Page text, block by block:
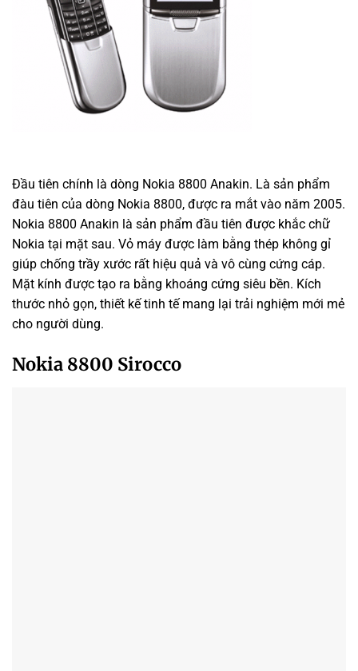
Đầu tiên chính là dòng Nokia 8800 Anakin. Là sản phẩm
đàu tiên của dòng Nokia 8800, được ra mắt vào năm 2005.
Nokia 8800 Anakin là sản phẩm đầu tiên được khắc chữ
Nokia tại mặt sau. Vỏ máy được làm bằng thép không gỉ
giúp chống trầy xước rất hiệu quả và vô cùng cứng cáp.
Mặt kính được tạo ra bằng khoáng cứng siêu bền. Kích
thước nhỏ gọn, thiết kế tinh tế mang lại trải nghiệm mới mẻ
cho người dùng.
Nokia 8800 Sirocco